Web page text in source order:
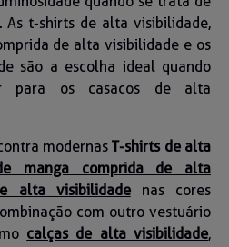
t-shirts de alta visibilidade,
de alta visibilidade e os
são a escolha ideal quando
para os casacos de alta
modernasT-shirts de alta
manga comprida de alta
alta visibilidadenas cores
com outro vestuário
calças de alta visibilidade,